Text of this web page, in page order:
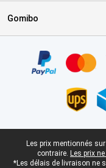
Gomibo
Pied-de-page légal
Les prix mentionnés
contraire. Les prix
*Les délais de livraison ne